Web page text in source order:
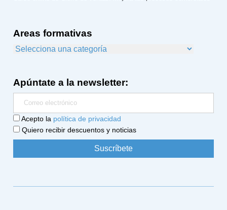
Areas formativas
Apúntate a la newsletter:
Acepto la política de privacidad
Quiero recibir descuentos y noticias